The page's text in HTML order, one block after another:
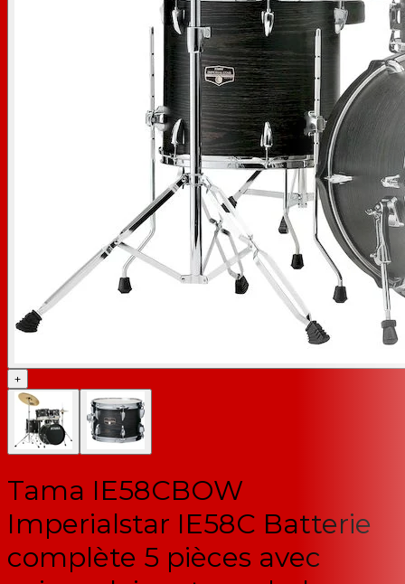
+
Tama IE58CBOW
Imperialstar IE58C Batterie
complète 5 pièces avec